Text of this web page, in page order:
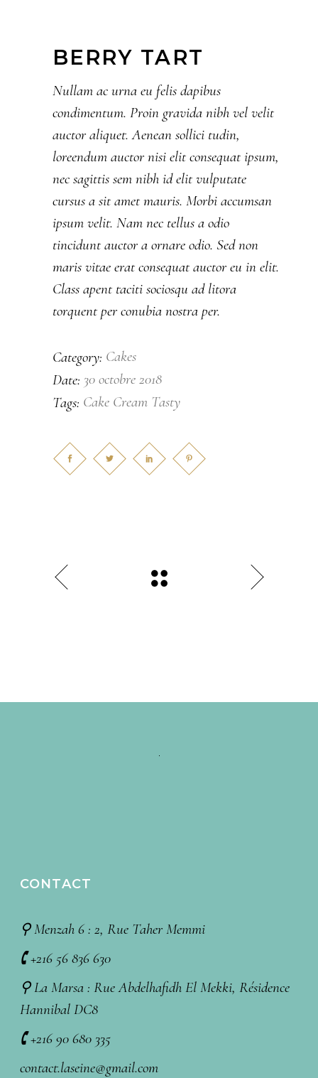
BERRY TART
Nullam ac urna eu felis dapibus
condimentum. Proin gravida nibh vel velit
auctor aliquet. Aenean sollici tudin,
loreendum auctor nisi elit consequat ipsum,
nec sagittis sem nibh id elit vulputate
cursus a sit amet mauris. Morbi accumsan
ipsum velit. Nam nec tellus a odio
tincidunt auctor a ornare odio. Sed non
maris vitae erat consequat auctor eu in elit.
Class apent taciti sociosqu ad litora
torquent per conubia nostra per.
Category: Cakes
Date: 30 octobre 2018
Tags: Cake Cream Tasty
CONTACT
⚲ Menzah 6 : 2, Rue Taher Memmi
🕻 +216 56 836 630
⚲ La Marsa : Rue Abdelhafidh El Mekki, Résidence
Hannibal DC8
🕻 +216 90 680 335
contact.laseine@gmail.com